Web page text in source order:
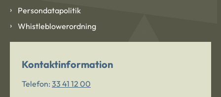
Persondatapolitik
Whistleblowerordning
Kontaktinformation
Telefon: 33 41 12 00